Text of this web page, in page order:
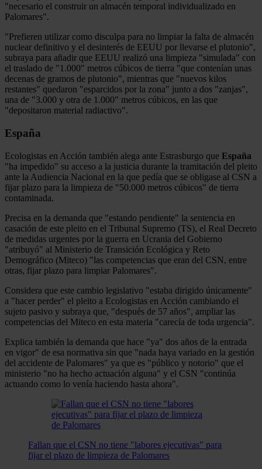
"necesario el construir un almacén temporal individualizado en
Palomares".
"Prefieren utilizar como disculpa para no limpiar la falta de almacén
nuclear definitivo y el desinterés de EEUU por llevarse el plutonio",
subraya para añadir que EEUU realizó una limpieza "simulada" con
el traslado de "1.000" metros cúbicos de tierra "que contenían unas
decenas de gramos de plutonio", mientras que "nuevos kilos
restantes" quedaron "esparcidos por la zona" junto a dos "zanjas",
una de "3.000 y otra de 1.000" metros cúbicos, en las que
"depositaron material radiactivo".
España
Ecologistas en Acción también alega ante Estrasburgo que España
"ha impedido" su acceso a la justicia durante la tramitación del pleito
ante la Audiencia Nacional en la que pedía que se obligase al CSN a
fijar plazo para la limpieza de "50.000 metros cúbicos" de tierra
contaminada.
Precisa en la demanda que "estando pendiente" la sentencia en
casación de este pleito en el Tribunal Supremo (TS), el Real Decreto
de medidas urgentes por la guerra en Ucrania del Gobierno
"atribuyó" al Ministerio de Transición Ecológica y Reto
Demográfico (Miteco) "las competencias que eran del CSN, entre
otras, fijar plazo para limpiar Palomares".
Considera que este cambio legislativo "estaba dirigido únicamente"
a "hacer perder" el pleito a Ecologistas en Acción cambiando el
sujeto pasivo y subraya que, "después de 57 años", ampliar las
competencias del Miteco en esta materia "carecía de toda urgencia".
Explica también la demanda que hace "ya" dos años de la entrada
en vigor" de esa normativa sin que "nada haya variado en la gestión
del accidente de Palomares" ya que es "público y notorio" que el
ministerio "no ha hecho actuación alguna" y el CSN "continúa
actuando como lo venía haciendo hasta ahora".
Fallan que el CSN no tiene "labores ejecutivas" para
fijar el plazo de limpieza de Palomares